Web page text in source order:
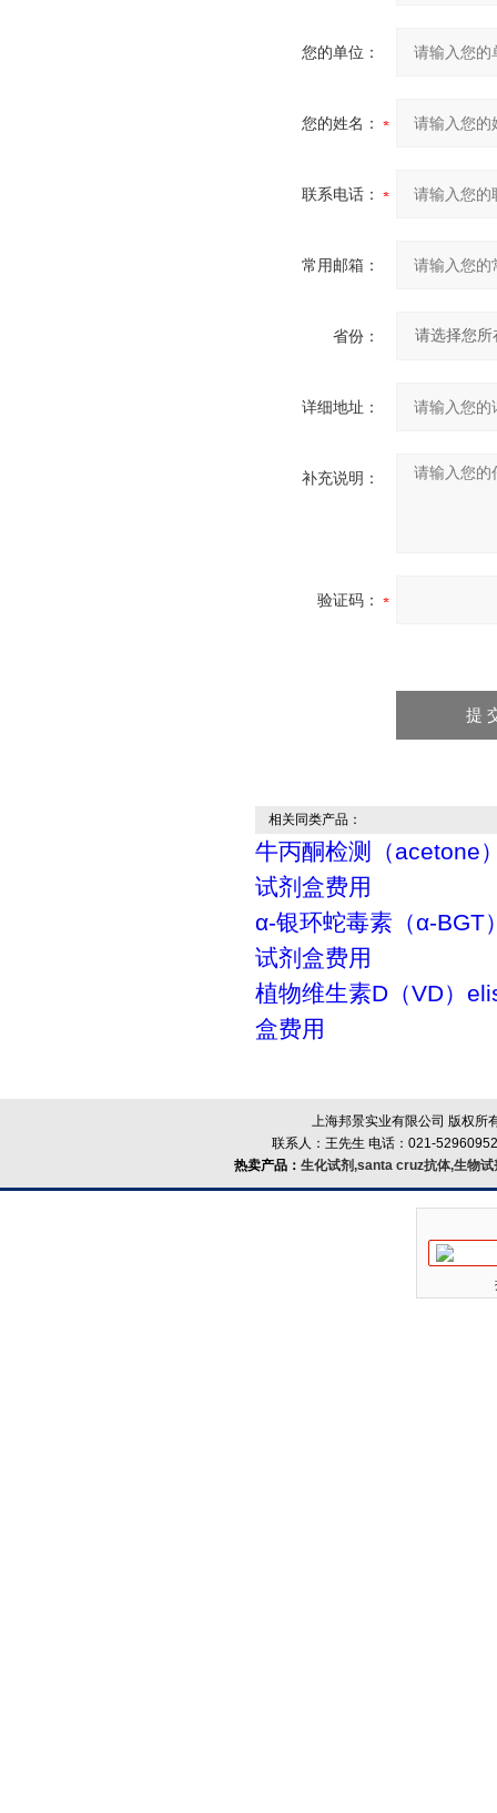
您的单位：
您的姓名：
联系电话：
常用邮箱：
省份：
详细地址：
补充说明：
验证码：
相关同类产品：
牛丙酮检测（acetone
试剂盒费用
α-银环蛇毒素（α-BGT
试剂盒费用
植物维生素D（VD）
盒费用
上海邦景实业有限公司 版权所
联系人：王先生 电话：021-
热卖产品： 生化试剂,santa cruz抗体,生物